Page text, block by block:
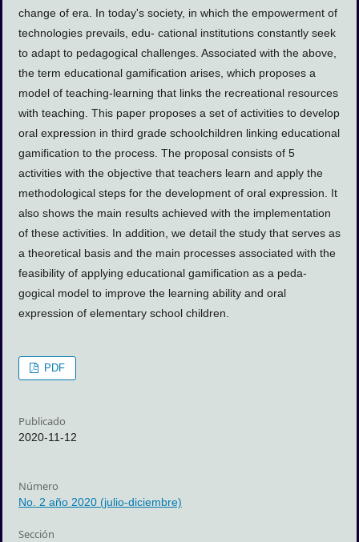
change of era. In today's society, in which the empowerment of
technologies prevails, edu- cational institutions constantly seek
to adapt to pedagogical challenges. Associated with the above,
the term educational gamification arises, which proposes a
model of teaching-learning that links the recreational resources
with teaching. This paper proposes a set of activities to develop
oral expression in third grade schoolchildren linking educational
gamification to the process. The proposal consists of 5
activities with the objective that teachers learn and apply the
methodological steps for the development of oral expression. It
also shows the main results achieved with the implementation
of these activities. In addition, we detail the study that serves as
a theoretical basis and the main processes associated with the
feasibility of applying educational gamification as a peda-
gogical model to improve the learning ability and oral
expression of elementary school children.
PDF
Publicado
2020-11-12
Número
No. 2 año 2020 (julio-diciembre)
Sección